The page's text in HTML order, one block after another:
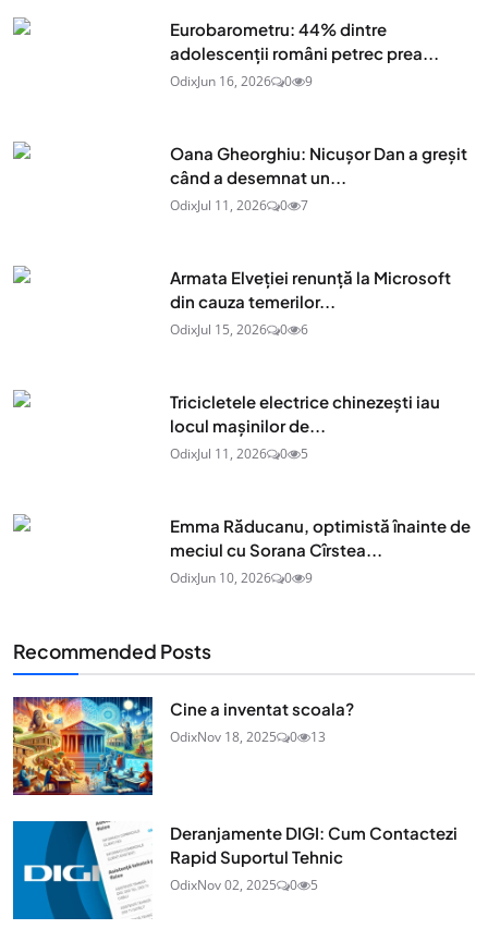
Eurobarometru: 44% dintre
adolescenţii români petrec prea...
OdixJun 16, 2026 0 9
Oana Gheorghiu: Nicușor Dan a greșit
când a desemnat un...
OdixJul 11, 2026 0 7
Armata Elveției renunță la Microsoft
din cauza temerilor...
OdixJul 15, 2026 0 6
Tricicletele electrice chinezești iau
locul mașinilor de...
OdixJul 11, 2026 0 5
Emma Răducanu, optimistă înainte de
meciul cu Sorana Cîrstea...
OdixJun 10, 2026 0 9
Recommended Posts
Cine a inventat scoala?
OdixNov 18, 2025 0 13
Deranjamente DIGI: Cum Contactezi
Rapid Suportul Tehnic
OdixNov 02, 2025 0 5